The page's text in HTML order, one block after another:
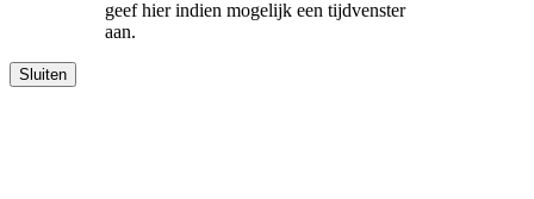
geef hier indien mogelijk een tijdvenster
aan.
Sluiten